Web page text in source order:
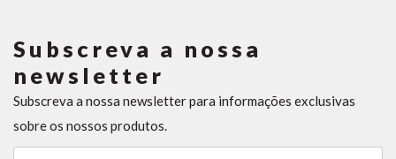
Subscreva a nossa
newsletter
Subscreva a nossa newsletter para informações exclusivas
sobre os nossos produtos.